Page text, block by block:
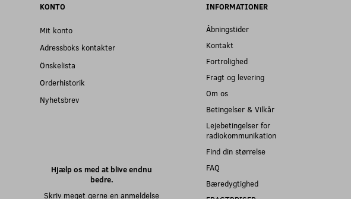
KONTO
Mit konto
Adressboks kontakter
Önskelista
Orderhistorik
Nyhetsbrev
Hjælp os med at blive endnu
bedre.
Skriv meget gerne en anmeldelse
INFORMATIONER
Åbningstider
Kontakt
Fortrolighed
Fragt og levering
Om os
Betingelser & Vilkår
Lejebetingelser for
radiokommunikation
Find din størrelse
FAQ
Bæredygtighed